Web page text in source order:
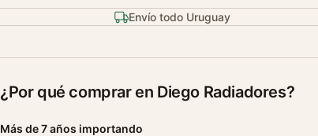
Envío todo Uruguay
¿Por qué comprar en Diego Radiadores?
Más de 7 años importando